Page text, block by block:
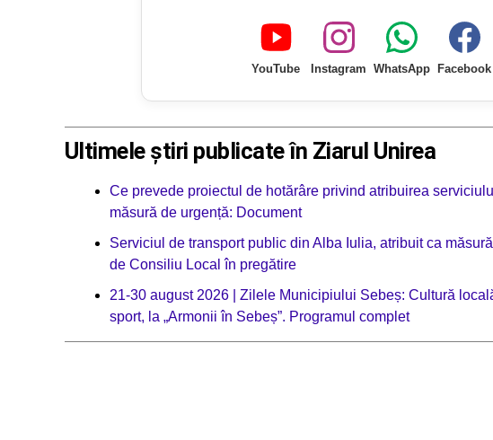
YouTube Instagram WhatsApp Facebook
Ultimele știri publicate în Ziarul Unirea
Ce prevede proiectul de hotărâre privind atribuirea
măsură de urgență: Document
Serviciul de transport public din Alba Iulia, atribuit ca
de Consiliu Local în pregătire
21-30 august 2026 | Zilele Municipiului Sebeș: Cultură
sport, la „Armonii în Sebeș”. Programul complet